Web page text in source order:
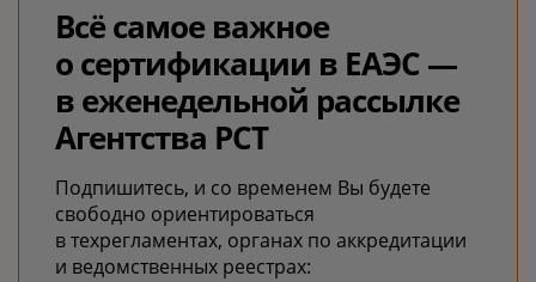
Всё самое важное
о сертификации в ЕАЭС —
в еженедельной рассылке
Агентства РСТ
Подпишитесь, и со временем Вы будете
свободно ориентироваться
в техрегламентах, органах по аккредитации
и ведомственных реестрах: